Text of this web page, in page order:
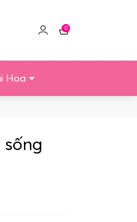
Click
tài
0
Giỏ
Hoa